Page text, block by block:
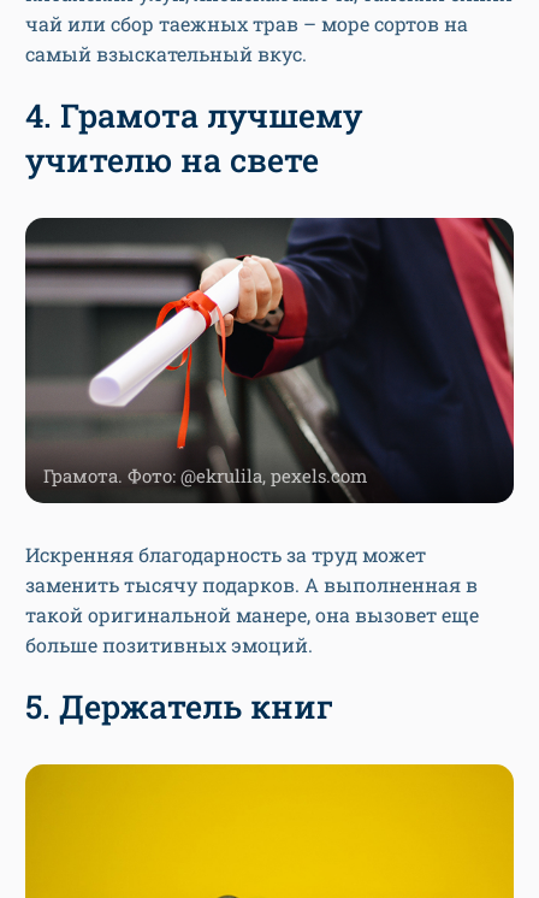
чай или сбор таежных трав – море сортов на
самый взыскательный вкус.
4. Грамота лучшему
учителю на свете
Грамота. Фото: @ekrulila, pexels.com
Искренняя благодарность за труд может
заменить тысячу подарков. А выполненная в
такой оригинальной манере, она вызовет еще
больше позитивных эмоций.
5. Держатель книг